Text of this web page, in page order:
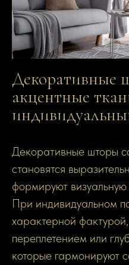
Декоративные
акцентные
Декоративные шторы
становятся
формируют визуальную
При индивидуальном
характерной
переплетением или
которые гармонируют